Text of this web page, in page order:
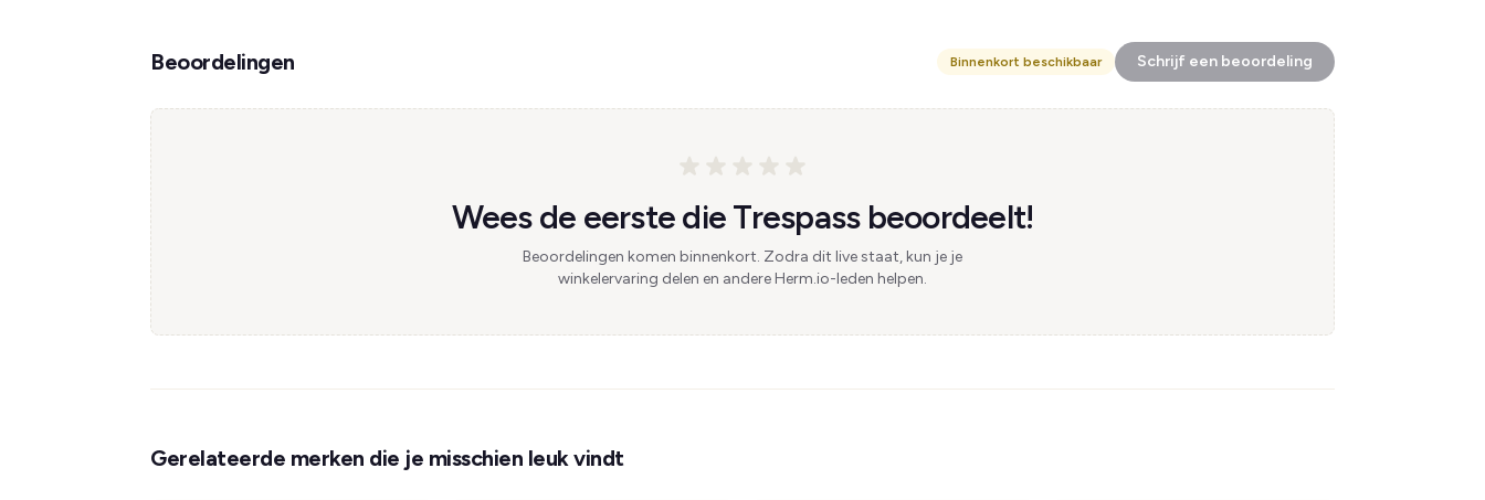
Beoordelingen Binnenkort beschikbaar Schrijf een beoordeling
Wees de eerste die Trespass beoordeelt!
Beoordelingen komen binnenkort. Zodra dit live staat, kun je je
winkelervaring delen en andere Herm.io-leden helpen.
Gerelateerde merken die je misschien leuk vindt